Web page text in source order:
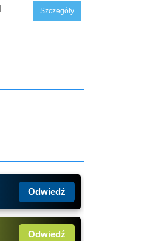
Szczegóły
Odwiedź
Odwiedź